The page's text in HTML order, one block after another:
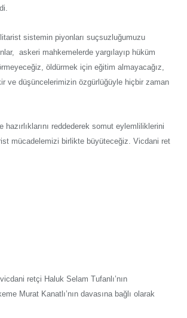
sistemin piyonları suçsuzluğumuzu
askeri mahkemelerde yargılayıp hüküm
öldürmek için eğitim almayacağız,
ve düşüncelerimizin özgürlüğüyle hiçbir zaman
reddederek somut eylemliliklerini
mücadelemizi birlikte büyüteceğiz. Vicdani ret
retçi Haluk Selam Tufanlı’nın
Murat Kanatlı’nın davasına bağlı olarak